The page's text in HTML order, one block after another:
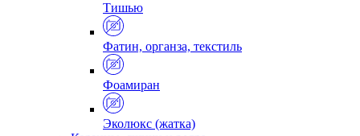
Тишью
Фатин, органза, текстиль
Фоамиран
Эколюкс (жатка)